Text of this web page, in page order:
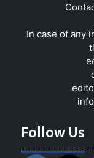
In case of any
Follow Us